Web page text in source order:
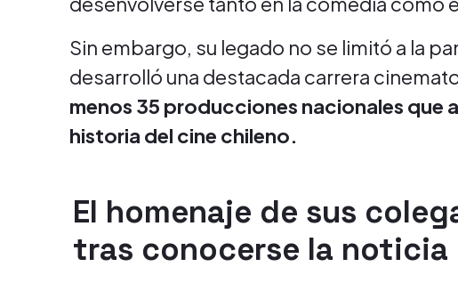
Sin embargo, su legado no se limitó a la
desarrolló una destacada carrera
menos 35 producciones nacionales que
historia del cine chileno.
El homenaje de sus
tras conocerse la noticia